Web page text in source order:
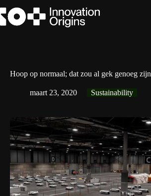
naar
de
Hoop op normaal; dat zou al gek genoeg zijn
maart 23, 2020 Sustainability